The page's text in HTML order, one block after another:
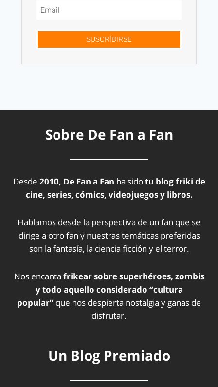
SUSCRÍBIRSE
Sobre De Fan a Fan
Desde 2010, De Fan a Fan ha sidotu blog friki de
cine, series, cómics, videojuegos y libros.
Hablamos desde la perspectiva de un fan que se
dirige a otro fan y nuestras temáticas preferidas
son la fantasía, la ciencia ficción y el terror.
Nos encanta frikear sobre superhéroes, zombis
y todo aquello considerado “cultura
popular” que nos despierta nostalgia y ganas de
disfrutar.
Un Blog Premiado